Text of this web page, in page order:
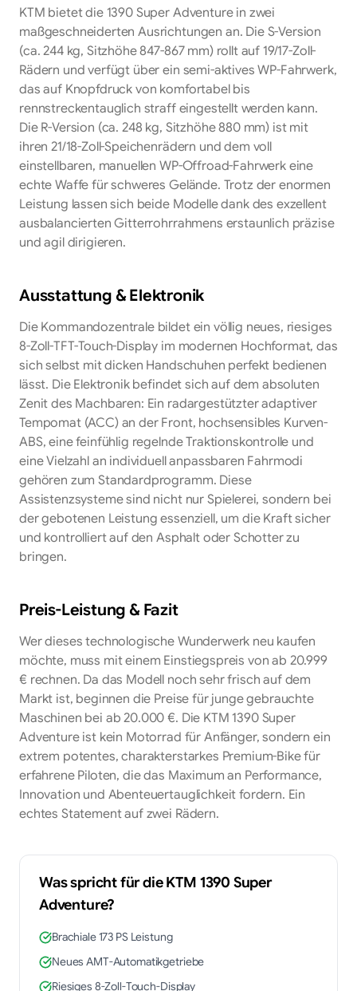
KTM bietet die 1390 Super Adventure in zwei
maßgeschneiderten Ausrichtungen an. Die S-Version
(ca. 244 kg, Sitzhöhe 847-867 mm) rollt auf 19/17-Zoll-
Rädern und verfügt über ein semi-aktives WP-Fahrwerk,
das auf Knopfdruck von komfortabel bis
rennstreckentauglich straff eingestellt werden kann.
Die R-Version (ca. 248 kg, Sitzhöhe 880 mm) ist mit
ihren 21/18-Zoll-Speichenrädern und dem voll
einstellbaren, manuellen WP-Offroad-Fahrwerk eine
echte Waffe für schweres Gelände. Trotz der enormen
Leistung lassen sich beide Modelle dank des exzellent
ausbalancierten Gitterrohrrahmens erstaunlich präzise
und agil dirigieren.
Ausstattung & Elektronik
Die Kommandozentrale bildet ein völlig neues, riesiges
8-Zoll-TFT-Touch-Display im modernen Hochformat, das
sich selbst mit dicken Handschuhen perfekt bedienen
lässt. Die Elektronik befindet sich auf dem absoluten
Zenit des Machbaren: Ein radargestützter adaptiver
Tempomat (ACC) an der Front, hochsensibles Kurven-
ABS, eine feinfühlig regelnde Traktionskontrolle und
eine Vielzahl an individuell anpassbaren Fahrmodi
gehören zum Standardprogramm. Diese
Assistenzsysteme sind nicht nur Spielerei, sondern bei
der gebotenen Leistung essenziell, um die Kraft sicher
und kontrolliert auf den Asphalt oder Schotter zu
bringen.
Preis-Leistung & Fazit
Wer dieses technologische Wunderwerk neu kaufen
möchte, muss mit einem Einstiegspreis von ab 20.999
€ rechnen. Da das Modell noch sehr frisch auf dem
Markt ist, beginnen die Preise für junge gebrauchte
Maschinen bei ab 20.000 €. Die KTM 1390 Super
Adventure ist kein Motorrad für Anfänger, sondern ein
extrem potentes, charakterstarkes Premium-Bike für
erfahrene Piloten, die das Maximum an Performance,
Innovation und Abenteuertauglichkeit fordern. Ein
echtes Statement auf zwei Rädern.
Was spricht für dieKTM1390 Super
Adventure?
Brachiale 173 PS Leistung
Neues AMT-Automatikgetriebe
Riesiges 8-Zoll-Touch-Display